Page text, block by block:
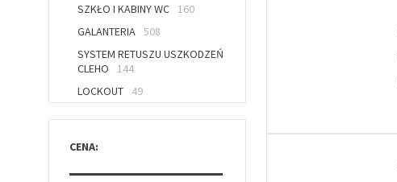
SZKŁO I KABINY WC
160
GALANTERIA 508
SYSTEM RETUSZU USZKODZEŃ
CLEHO
144
LOCKOUT
49
CENA: